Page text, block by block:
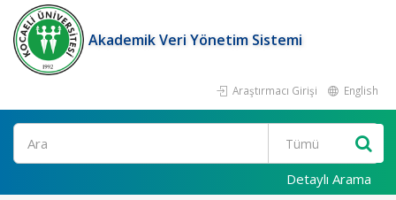
Akademik Veri Yönetim Sistemi
Araştırmacı Girişi English
Ara
Detaylı Arama